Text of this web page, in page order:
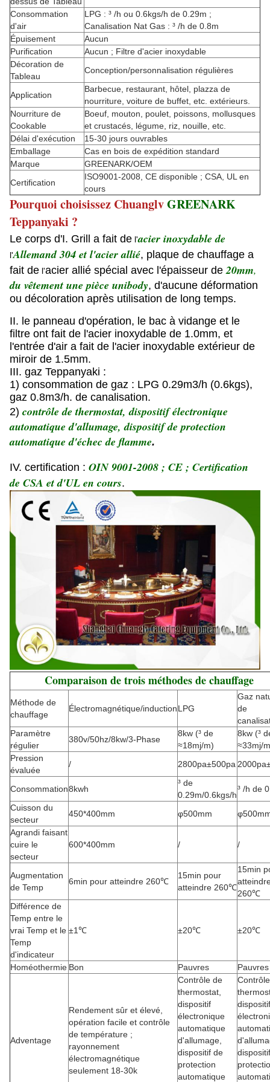
Consommation
d'air
LPG : ³ /h ou 0.6kgs/h de 0.29m ;
Canalisation Nat Gas : ³ /h de 0.8m
Épuisement
Aucun
Purification
Aucun ; Filtre d'acier inoxydable
Décoration de
Tableau
Conception/personnalisation régulières
Application
Barbecue, restaurant, hôtel, plazza de
nourriture, voiture de buffet, etc. extérieurs.
Nourriture de
Cookable
Boeuf, mouton, poulet, poissons, mollusques
et crustacés, légume, riz, nouille, etc.
Délai d'exécution
15-30 jours ouvrables
Emballage
Cas en bois de expédition standard
Marque
GREENARK/OEM
Certification
ISO9001-2008, CE disponible ; CSA, UL en
cours
Pourquoi choisissez ChuanglvGREENARK
Teppanyaki ?
Le corps d'I. Grill a fait de l'acier inoxydable de
l'Allemand 304 et l'acier allié, plaque de chauffage a
fait de l'acier allié spécial avec l'épaisseur de20mm,
du vêtement une pièce unibody, d'aucune déformation
ou décoloration après utilisation de long temps.
II. le panneau d'opération, le bac à vidange et le
filtre ont fait de l'acier inoxydable de 1.0mm, et
l'entrée d'air a fait de l'acier inoxydable extérieur de
miroir de 1.5mm.
III. gaz Teppanyaki :
1) consommation de gaz : LPG 0.29m3/h (0.6kgs),
gaz 0.8m3/h. de canalisation.
2) contrôle de thermostat, dispositif électronique
automatique d'allumage, dispositif de protection
automatique d'échec de flamme.
IV. certification : OIN 9001-2008 ; CE ; Certification
de CSA et d'UL en cours.
Comparaison de trois méthodes de chauffage
Méthode de
chauffage
Électromagnétique/inductionLPG
Gaz
de
Paramètre
régulier
380v/50hz/8kw/3-Phase
8kw (³ de
≈18mj/m)
8kw (³
≈33mj/
Pression
évaluée
/ 2800pa±500pa
Consommation8kwh
³ de
0.29m/0.6kgs/h
³ /h de
Cuisson du
secteur
450*400mm φ500mm
Agrandi faisant
cuire le
secteur
600*400mm / /
Augmentation
de Temp
6min pour atteindre 260℃
15min pour
atteindre 260℃
15min
260℃
Différence de
Temp entre le
vrai Temp et le
Temp
d'indicateur
±1℃ ±20℃ ±20℃
Homéothermie Bon Pauvres Pauvres
Adventage
Rendement sûr et élevé,
opération facile et contrôle
de température ;
rayonnement
électromagnétique
seulement 18-30k
Contrôle de
thermostat,
dispositif
électronique
automatique
d'allumage,
dispositif de
protection
automatique
dispositif